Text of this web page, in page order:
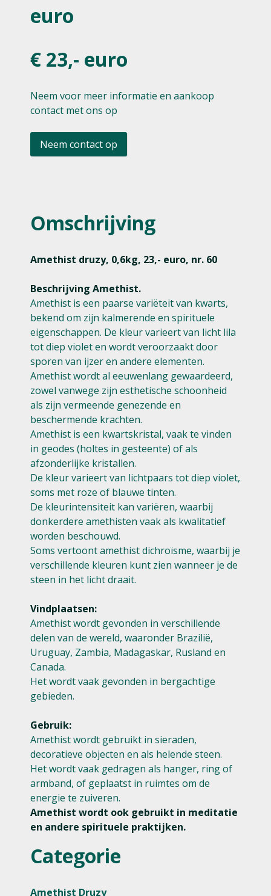
euro
€ 23,- euro
Neem voor meer informatie en aankoop
contact met ons op
Neem contact op
Omschrijving
Amethist druzy, 0,6kg, 23,- euro, nr. 60
Beschrijving Amethist.
Amethist is een paarse variëteit van kwarts,
bekend om zijn kalmerende en spirituele
eigenschappen. De kleur varieert van licht lila
tot diep violet en wordt veroorzaakt door
sporen van ijzer en andere elementen.
Amethist wordt al eeuwenlang gewaardeerd,
zowel vanwege zijn esthetische schoonheid
als zijn vermeende genezende en
beschermende krachten.
Amethist is een kwartskristal, vaak te vinden
in geodes (holtes in gesteente) of als
afzonderlijke kristallen.
De kleur varieert van lichtpaars tot diep violet,
soms met roze of blauwe tinten.
De kleurintensiteit kan variëren, waarbij
donkerdere amethisten vaak als kwalitatief
worden beschouwd.
Soms vertoont amethist dichroïsme, waarbij je
verschillende kleuren kunt zien wanneer je de
steen in het licht draait.
Vindplaatsen:
Amethist wordt gevonden in verschillende
delen van de wereld, waaronder Brazilië,
Uruguay, Zambia, Madagaskar, Rusland en
Canada.
Het wordt vaak gevonden in bergachtige
gebieden.
Gebruik:
Amethist wordt gebruikt in sieraden,
decoratieve objecten en als helende steen.
Het wordt vaak gedragen als hanger, ring of
armband, of geplaatst in ruimtes om de
energie te zuiveren.
Amethist wordt ook gebruikt in meditatie
en andere spirituele praktijken.
Categorie
Amethist Druzy